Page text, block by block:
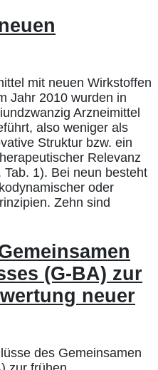
mit neuen Wirkstoffen
Jahr 2010 wurden in
Arzneimittel
also weniger als
Struktur bzw. ein
Relevanz
1). Bei neun besteht
oder
Zehn sind
(G-BA) zur
neuer
des Gemeinsamen